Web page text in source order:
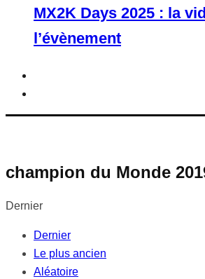
MX2K Days 2025 : la
l’évènement
champion du Monde
Dernier
Dernier
Le plus ancien
Aléatoire